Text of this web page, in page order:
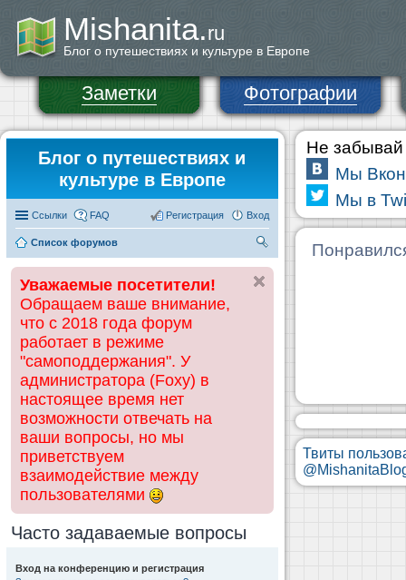
Mishanita.ru
Блог о путешествиях и культуре в Европе
Заметки Фотографии
Блог о путешествиях и
культуре в Европе
Ссылки FAQ Вход
Регистрация
Список форумов
ск
Уважаемые посетители!
Обращаем ваше внимание,
что с 2018 года форум
работает в режиме
"самоподдержания". У
администратора (Foxy) в
настоящее время нет
возможности отвечать на
ваши вопросы, но мы
приветствуем
взаимодействие между
пользователями
Часто задаваемые вопросы
Вход на конференцию и регистрация
Не забывай
Мы
Мы в
Твиты